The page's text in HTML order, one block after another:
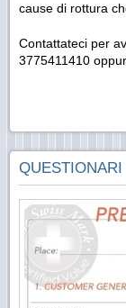
cause di rottura
Contattateci per
3775411410